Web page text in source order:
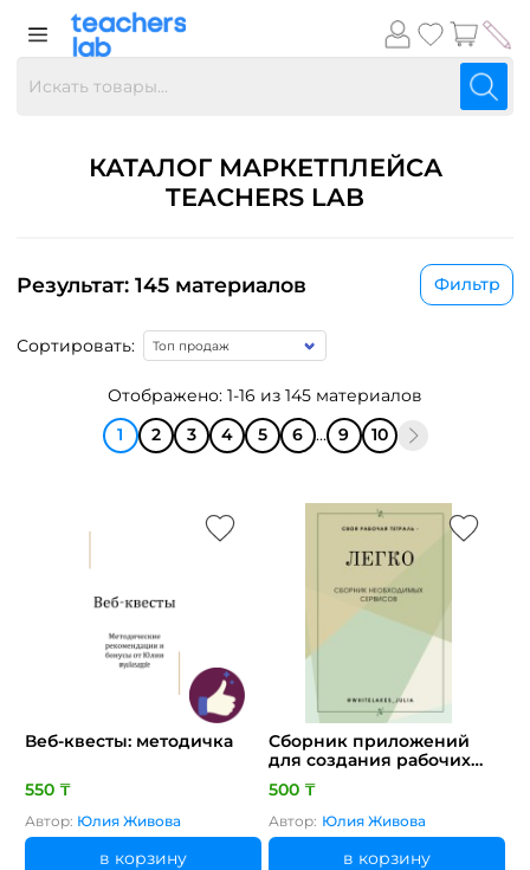
КАТАЛОГ МАРКЕТПЛЕЙСА
TEACHERS LAB
Результат: 145 материалов Фильтр
Сортировать:
Отображено: 1-16 из 145 материалов
1
2 3 4 5 6 ... 9 10
Веб-квесты: методичка
550 ₸
Автор: Юлия Живова
в корзину
Сборник приложений
для создания рабочих
листов и тетрадей
[CLONE]
500 ₸
Автор: Юлия Живова
в корзину